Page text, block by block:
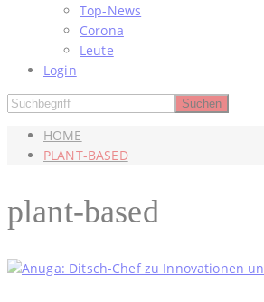
Top-News
Corona
Leute
Login
HOME
PLANT-BASED
plant-based